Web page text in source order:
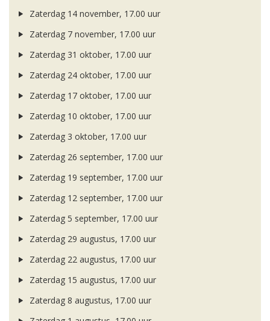
Zaterdag 14 november, 17.00 uur
Zaterdag 7 november, 17.00 uur
Zaterdag 31 oktober, 17.00 uur
Zaterdag 24 oktober, 17.00 uur
Zaterdag 17 oktober, 17.00 uur
Zaterdag 10 oktober, 17.00 uur
Zaterdag 3 oktober, 17.00 uur
Zaterdag 26 september, 17.00 uur
Zaterdag 19 september, 17.00 uur
Zaterdag 12 september, 17.00 uur
Zaterdag 5 september, 17.00 uur
Zaterdag 29 augustus, 17.00 uur
Zaterdag 22 augustus, 17.00 uur
Zaterdag 15 augustus, 17.00 uur
Zaterdag 8 augustus, 17.00 uur